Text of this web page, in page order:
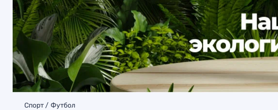
Спорт Футбол